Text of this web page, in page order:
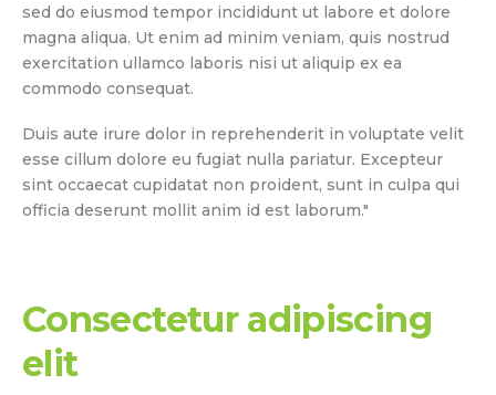
sed do eiusmod tempor incididunt ut labore et dolore
magna aliqua. Ut enim ad minim veniam, quis nostrud
exercitation ullamco laboris nisi ut aliquip ex ea
commodo consequat.
Duis aute irure dolor in reprehenderit in voluptate velit
esse cillum dolore eu fugiat nulla pariatur. Excepteur
sint occaecat cupidatat non proident, sunt in culpa qui
officia deserunt mollit anim id est laborum."
Consectetur adipiscing
elit